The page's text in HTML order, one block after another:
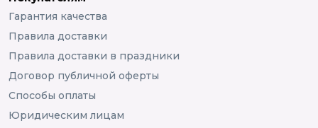
Гарантия качества
Правила доставки
Правила доставки в праздники
Договор публичной оферты
Способы оплаты
Юридическим лицам